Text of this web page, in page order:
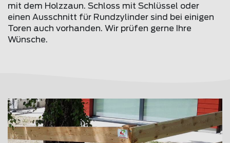
mit dem Holzzaun. Schloss mit Schlüssel oder
einen Ausschnitt für Rundzylinder sind bei einigen
Toren auch vorhanden. Wir prüfen gerne Ihre
Wünsche.